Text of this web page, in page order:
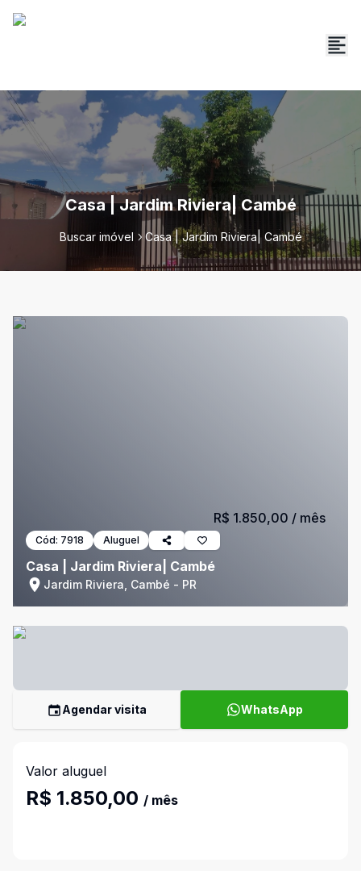
Casa | Jardim Riviera| Cambé
Buscar imóvel Casa | Jardim Riviera| Cambé
Cód: 7918 Aluguel
Casa | Jardim Riviera| Cambé
Jardim Riviera, Cambé - PR
R$ 1.850,00 / mês
Agendar visita WhatsApp
Valor aluguel
R$ 1.850,00 / mês